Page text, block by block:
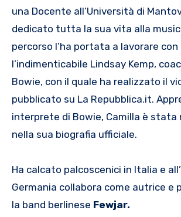
una Docente all’Università di
dedicato tutta la sua vita alla
percorso l’ha portata a lavorare con
l’indimenticabile Lindsay Kemp,
Bowie, con il quale ha realizzato il
pubblicato su La Repubblica.it.
interprete di Bowie, Camilla è stata
nella sua biografia ufficiale.
Ha calcato palcoscenici in Italia e
Germania collabora come autrice e
la band berlinese Fewjar.